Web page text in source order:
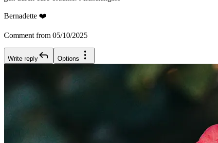
Bernadette ❤️
Comment from 05/10/2025
Write reply Options